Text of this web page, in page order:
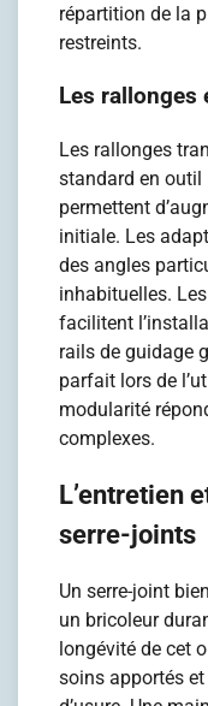
répartition de la
restreints.
Les
Les rallonges
standard en outil
permettent
initiale. Les
des angles
inhabituelles.
facilitent
rails de guidage
parfait lors de
modularité
complexes.
L’entretien
serre-joints
Un serre-joint
un bricoleur
longévité de cet
soins apportés